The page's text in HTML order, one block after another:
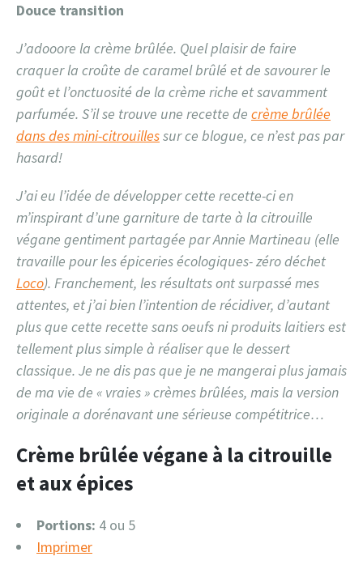
Douce transition
J’adooore la crème brûlée. Quel plaisir de faire
craquer la croûte de caramel brûlé et de savourer le
goût et l’onctuosité de la crème riche et savamment
parfumée. S’il se trouve une recette de crème brûlée
dans des mini-citrouillessur ce blogue, ce n’est pas par
hasard!
J’ai eu l’idée de développer cette recette-ci en
m’inspirant d’une garniture de tarte à la citrouille
végane gentiment partagée par Annie Martineau (elle
travaille pour les épiceries écologiques- zéro déchet
Loco). Franchement, les résultats ont surpassé mes
attentes, et j’ai bien l’intention de récidiver, d’autant
plus que cette recette sans oeufs ni produits laitiers est
tellement plus simple à réaliser que le dessert
classique. Je ne dis pas que je ne mangerai plus jamais
de ma vie de « vraies » crèmes brûlées, mais la version
originale a dorénavant une sérieuse compétitrice…
Crème brûlée végane à la citrouille
et aux épices
Portions: 4 ou 5
Imprimer